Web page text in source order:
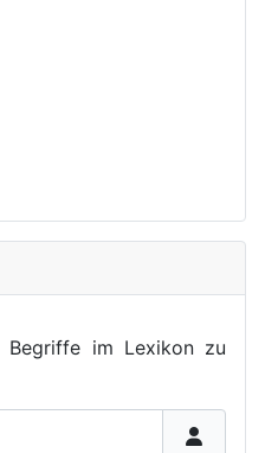
Begriffe im Lexikon zu